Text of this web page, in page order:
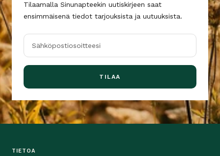
Tilaamalla Sinunapteekin uutiskirjeen saat
ensimmäisenä tiedot tarjouksista ja uutuuksista.
Sähköpostiosoitteesi
TILAA
TIETOA